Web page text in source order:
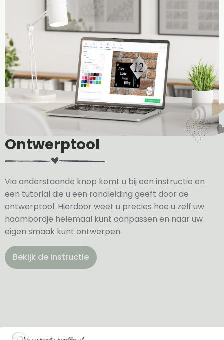
Ontwerptool
Via onderstaande knop komt u bij een instructie en
een tutorial die u een rondleiding geeft door de
ontwerptool. Hierdoor weet u precies hoe u zelf uw
naambordje helemaal kunt aanpassen en naar uw
eigen smaak kunt ontwerpen.
Bekijk de instructie